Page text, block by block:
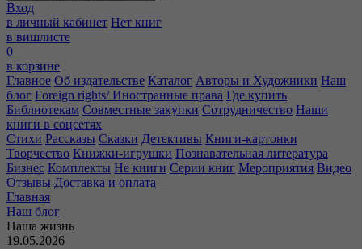
Вход
в личный кабинет Нет книг
в вишлисте
0
в корзине
Главное Об издательстве Каталог Авторы и Художники Наш
блог Foreign rights/ Иностранные права Где купить
Библиотекам Совместные закупки Сотрудничество Наши
книги в соцсетях
Стихи Рассказы Сказки Детективы Книги-картонки
Творчество Книжки-игрушки Познавательная литература
Бизнес Комплекты Не книги Серии книг Мероприятия Видео
Отзывы Доставка и оплата
Главная
Наш блог
Наша жизнь
19.05.2026